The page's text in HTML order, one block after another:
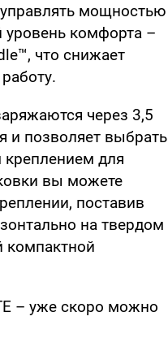
управлять мощностью
комфорта –
что снижает
через 3,5
и позволяет выбрать
для
вы можете
поставив
на твердом
компактной
– уже скоро можно